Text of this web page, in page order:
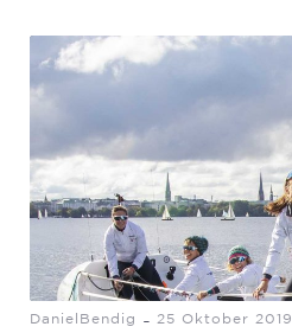
DanielBendig - 25 Oktober 2019